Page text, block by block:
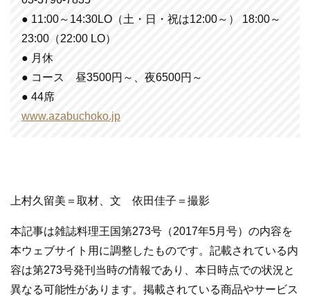
● 11:00～14:30LO（土・日・祝は12:00～） 18:00～
23:00（22:00 LO）
● 月休
● コース 昼3500円～、夜6500円～
● 44席
www.azabuchoko.jp
上村久留美＝取材、文 依田佳子＝撮影
本記事は雑誌料理王国第273号（2017年5月号）の内容を
本ウェブサイト用に調整したものです。記載されている内
容は第273号発刊当時の情報であり、本日時点での状況と
異なる可能性があります。掲載されている商品やサービス